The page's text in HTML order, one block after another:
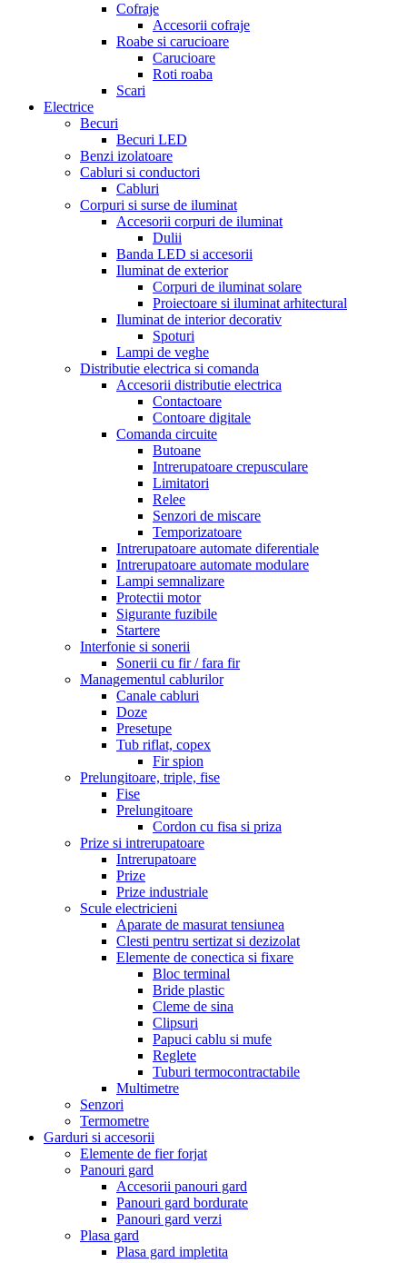
Cofraje
Accesorii cofraje
Roabe si carucioare
Carucioare
Roti roaba
Scari
Electrice
Becuri
Becuri LED
Benzi izolatoare
Cabluri si conductori
Cabluri
Corpuri si surse de iluminat
Accesorii corpuri de iluminat
Dulii
Banda LED si accesorii
Iluminat de exterior
Corpuri de iluminat solare
Proiectoare si iluminat arhitectural
Iluminat de interior decorativ
Spoturi
Lampi de veghe
Distributie electrica si comanda
Accesorii distributie electrica
Contactoare
Contoare digitale
Comanda circuite
Butoane
Intrerupatoare crepusculare
Limitatori
Relee
Senzori de miscare
Temporizatoare
Intrerupatoare automate diferentiale
Intrerupatoare automate modulare
Lampi semnalizare
Protectii motor
Sigurante fuzibile
Startere
Interfonie si sonerii
Sonerii cu fir / fara fir
Managementul cablurilor
Canale cabluri
Doze
Presetupe
Tub riflat, copex
Fir spion
Prelungitoare, triple, fise
Fise
Prelungitoare
Cordon cu fisa si priza
Prize si intrerupatoare
Intrerupatoare
Prize
Prize industriale
Scule electricieni
Aparate de masurat tensiunea
Clesti pentru sertizat si dezizolat
Elemente de conectica si fixare
Bloc terminal
Bride plastic
Cleme de sina
Clipsuri
Papuci cablu si mufe
Reglete
Tuburi termocontractabile
Multimetre
Senzori
Termometre
Garduri si accesorii
Elemente de fier forjat
Panouri gard
Accesorii panouri gard
Panouri gard bordurate
Panouri gard verzi
Plasa gard
Plasa gard impletita